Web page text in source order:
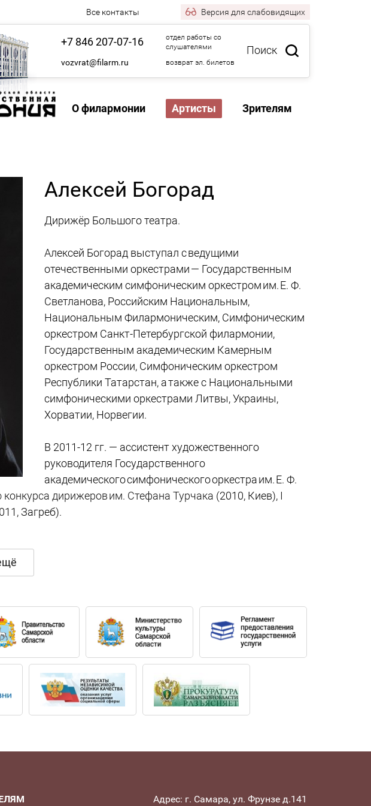
Все контакты Версия для слабовидящих
Поиск
+7 846 207-07-16
отдел работы со
слушателями
vozvrat@filarm.ru возврат эл. билетов
О филармонии Артисты Зрителям
Алексей Богорад
Дирижёр Большого театра.
Алексей Богорад выступал с ведущими
отечественными оркестрами — Государственным
академическим симфоническим оркестром им. Е. Ф.
Светланова, Российским Национальным,
Национальным Филармоническим, Симфоническим
оркестром Санкт-Петербургской филармонии,
Государственным академическим Камерным
оркестром России, Симфоническим оркестром
Республики Татарстан, а также с Национальными
симфоническими оркестрами Литвы, Украины,
Хорватии, Норвегии.
В 2011-12 гг. — ассистент художественного
руководителя Государственного
академического симфонического оркестра им. Е. Ф.
дирижеров им. Стефана Турчака (2010, Киев), I
Загреб).
«Жизель» А. Адана (2017), «Наяда и рыбак» Ц. Пуни
(2014), «Ромео и Джульетта» С. Прокофьева (2016, оба
спектаклей в Большом театре: «Мойдодыр»
(2013), «Путеводитель по оркестру» Б. Бриттена (2013),
Ф. Гласса, Л. Ауэрбах и Е. Кац-Чернин (2021).
Белградского национального театра (Сербия),
театров оперы и балета.
Владимир Соколов), в 2009 — по классу оперно-
Адрес: г. Самара, ул. Фрунзе д.141